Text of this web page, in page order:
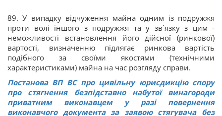
89. У випадку відчуження майна одним із подружжя
проти волі іншого з подружжя та у зв`язку з цим -
неможливості встановлення його дійсної (ринкової)
вартості, визначенню підлягає ринкова вартість
подібного за своїми якостями (технічними
характеристиками) майна на час розгляду справи.
Постанова ВП ВС про цивільну юрисдикцію спору
про стягнення безпідставно набутої винагороди
приватним виконавцем у разі повернення
виконавчого документа за заявою стягувача без